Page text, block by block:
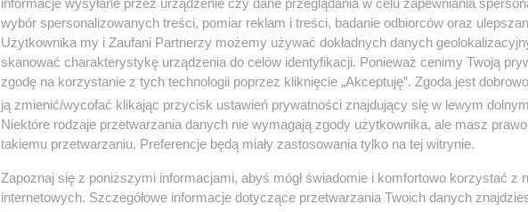
Polityka
Rosja
Gospodarka
Biznes
informacje wysyłane przez urządzenie czy dane przeglądania w celu zapewniania
wybór spersonalizowanych treści, pomiar reklam i treści, badanie odbiorców oraz
Użytkownika my i Zaufani Partnerzy możemy używać dokładnych danych
skanować charakterystykę urządzenia do celów identyfikacji. Ponieważ cenimy Twoją
zgodę na korzystanie z tych technologii poprzez kliknięcie „Akceptuję”. Zgoda jest
ją zmienić/wycofać klikając przycisk ustawień prywatności znajdujący się w lewym
Niektóre rodzaje przetwarzania danych nie wymagają zgody użytkownika, ale masz
takiemu przetwarzaniu. Preferencje będą miały zastosowania tylko na tej witrynie.
Zapoznaj się z poniższymi informacjami, abyś mógł świadomie i komfortowo korzystać z
internetowych. Szczegółowe informacje dotyczące przetwarzania Twoich danych